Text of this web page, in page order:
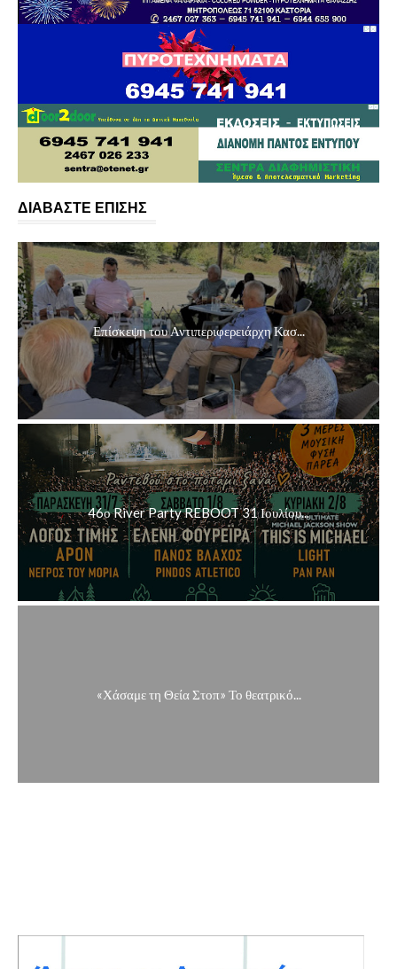
ΔΙΑΒΑΣΤΕ ΕΠΙΣΗΣ
Επίσκεψη του Αντιπεριφερειάρχη Κασ...
46ο River Party REBOOT 31 Ιουλίου...
«Χάσαμε τη Θεία Στοπ» Το θεατρικό...